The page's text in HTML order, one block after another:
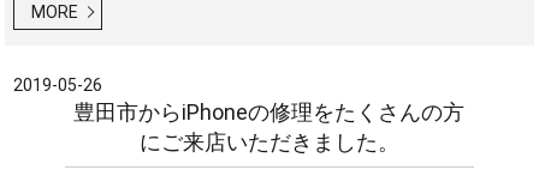
MORE
2019-05-26
豊田市からiPhoneの修理をたくさんの方
にご来店いただきました。